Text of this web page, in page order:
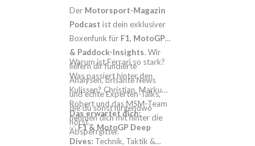
Der Motorsport-Magazin
Podcast ist dein exklusiver
Boxenfunk für F1, MotoGP
& Paddock-Insights. Wir
liefern dir fundierte
Analysen, brisante News
und echte Experten-Talks,
die du sonst nirgendwo
hörst.
Warum ist Ferrari so stark?
Was passiert hinter den
Kulissen? Christian, Markus,
Robert und das MSM-Team
nehmen dich mit hinter die
Absperrgitter.
Das erwartet dich:
✅F1 & MotoGP Deep
Dives: Technik, Taktik &